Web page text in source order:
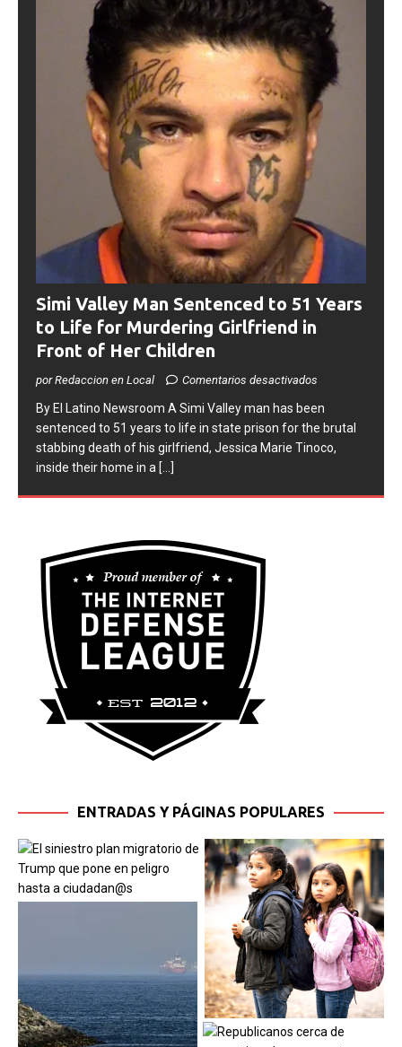
Simi Valley Man Sentenced to 51 Years
to Life for Murdering Girlfriend in
Front of Her Children
por Redaccion en Local Comentarios desactivados
​By El Latino Newsroom ​A Simi Valley man has been
sentenced to 51 years to life in state prison for the brutal
stabbing death of his girlfriend, Jessica Marie Tinoco,
inside their home in a [...]
ENTRADAS Y PÁGINAS POPULARES